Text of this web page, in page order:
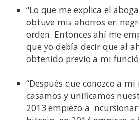
“Lo que me explica el
obtuve mis ahorros en
orden. Entonces ahí me
que yo debía decir que al
obtenido previo a mi
“Después que conozco a
casamos y unificamos
2013 empiezo a